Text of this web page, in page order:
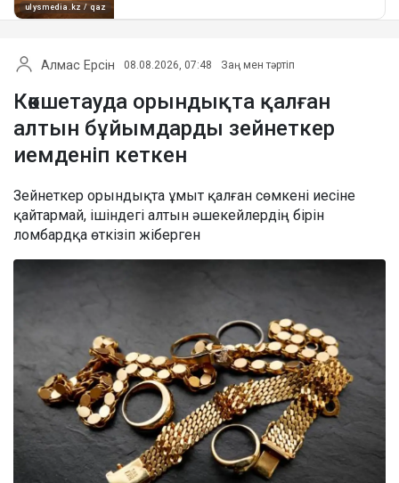
Алмас Ерсін 08.08.2026, 07:48 Заң мен тәртіп
Көкшетауда орындықта қалған
алтын бұйымдарды зейнеткер
иемденіп кеткен
Зейнеткер орындықта ұмыт қалған сөмкені иесіне
қайтармай, ішіндегі алтын әшекейлердің бірін
ломбардқа өткізіп жіберген